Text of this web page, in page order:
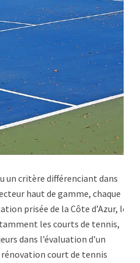
un critère différenciant dans
haut de gamme, chaque
prisée de la Côte d’Azur, les
les courts de tennis,
dans l’évaluation d’un
court de tennis